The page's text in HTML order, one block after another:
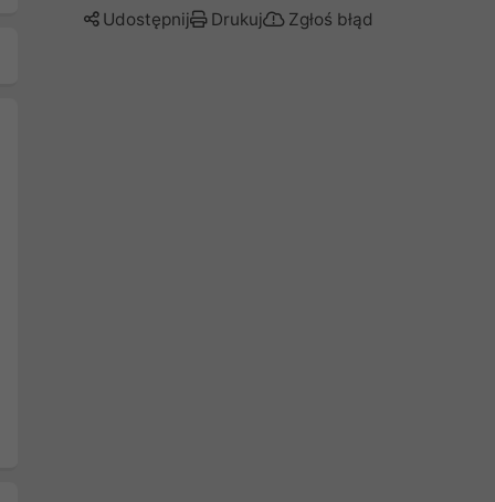
Udostępnij Drukuj Zgłoś błąd